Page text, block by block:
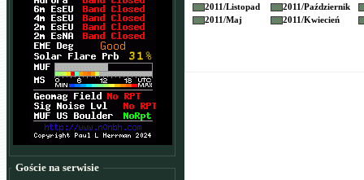
Goście na serwisie
2011/Listopad 2011/Październik
2011/Maj 2011/Kwiecień